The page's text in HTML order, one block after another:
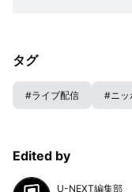
タグ
#ライブ配信 #ニ
Edited by
U-NEXT編集部